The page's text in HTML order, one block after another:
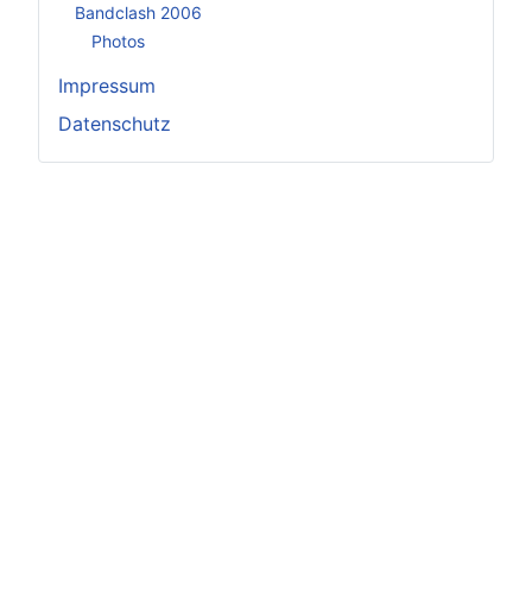
Bandclash 2006
Photos
Impressum
Datenschutz